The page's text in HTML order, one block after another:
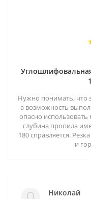
Нужно понимать, что
а возможность
опасно
глубина пропила
180 справляется.
и
Николай